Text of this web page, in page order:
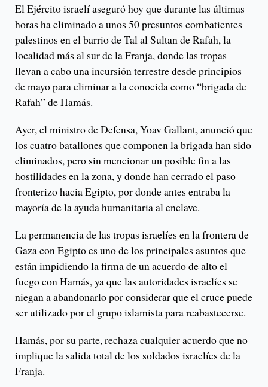
El Ejército israelí aseguró hoy que durante las últimas
horas ha eliminado a unos 50 presuntos combatientes
palestinos en el barrio de Tal al Sultan de Rafah, la
localidad más al sur de la Franja, donde las tropas
llevan a cabo una incursión terrestre desde principios
de mayo para eliminar a la conocida como “brigada de
Rafah” de Hamás.
Ayer, el ministro de Defensa, Yoav Gallant, anunció que
los cuatro batallones que componen la brigada han sido
eliminados, pero sin mencionar un posible fin a las
hostilidades en la zona, y donde han cerrado el paso
fronterizo hacia Egipto, por donde antes entraba la
mayoría de la ayuda humanitaria al enclave.
La permanencia de las tropas israelíes en la frontera de
Gaza con Egipto es uno de los principales asuntos que
están impidiendo la firma de un acuerdo de alto el
fuego con Hamás, ya que las autoridades israelíes se
niegan a abandonarlo por considerar que el cruce puede
ser utilizado por el grupo islamista para reabastecerse.
Hamás, por su parte, rechaza cualquier acuerdo que no
implique la salida total de los soldados israelíes de la
Franja.